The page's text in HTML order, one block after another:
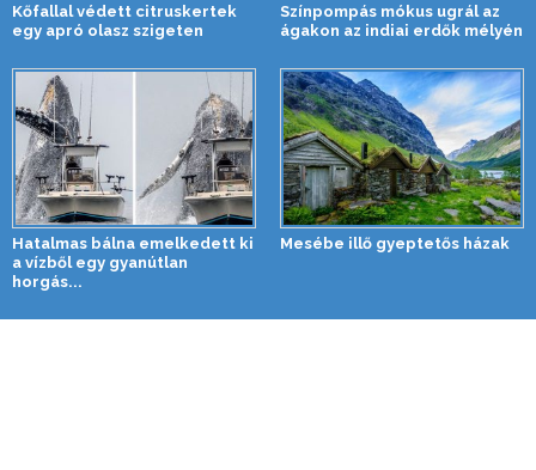
Kőfallal védett citruskertek
egy apró olasz szigeten
Színpompás mókus ugrál az
ágakon az indiai erdők mélyén
Hatalmas bálna emelkedett ki
a vízből egy gyanútlan
horgás...
Mesébe illő gyeptetős házak